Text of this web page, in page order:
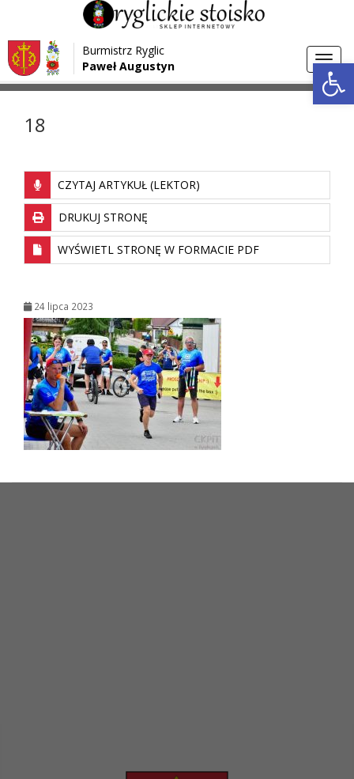
Przejdź do menu
Przejdź do głównej treści strony
Przejdź do stopki strony
Burmistrz Ryglic
Paweł Augustyn
Strona główna > Media >
18
CZYTAJ ARTYKUŁ (LEKTOR)
DRUKUJ STRONĘ
WYŚWIETL STRONĘ W FORMACIE PDF
24 lipca 2023